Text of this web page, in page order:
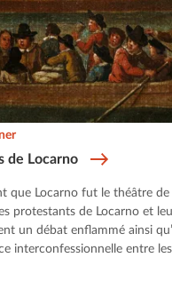
de Locarno
que Locarno fut le théâtre
protestants de Locarno et
un débat enflammé ainsi
interconfessionnelle entre les